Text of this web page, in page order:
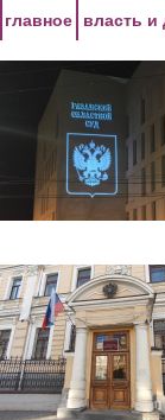
главное власть и